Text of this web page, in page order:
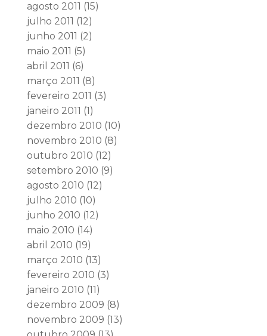
agosto 2011 (15)
julho 2011 (12)
junho 2011 (2)
maio 2011 (5)
abril 2011 (6)
março 2011 (8)
fevereiro 2011 (3)
janeiro 2011 (1)
dezembro 2010 (10)
novembro 2010 (8)
outubro 2010 (12)
setembro 2010 (9)
agosto 2010 (12)
julho 2010 (10)
junho 2010 (12)
maio 2010 (14)
abril 2010 (19)
março 2010 (13)
fevereiro 2010 (3)
janeiro 2010 (11)
dezembro 2009 (8)
novembro 2009 (13)